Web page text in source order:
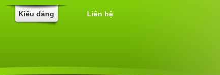
Kiểu dáng Liên hệ